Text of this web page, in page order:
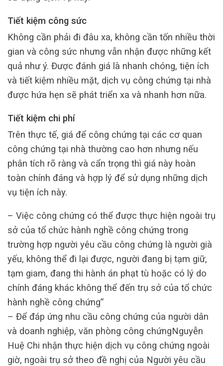
Tiết kiệm công sức
Không cần phải đi đâu xa, không cần tốn nhiều thời
gian và công sức nhưng vẫn nhận được những kết
quả như ý. Được đánh giá là nhanh chóng, tiện ích
và tiết kiệm nhiều mặt, dịch vụ công chứng tại nhà
được hứa hẹn sẽ phát triển xa và nhanh hơn nữa.
Tiết kiệm chi phí
Trên thực tế, giá để công chứng tại các cơ quan
công chứng tại nhà thường cao hơn nhưng nếu
phân tích rõ ràng và cẩn trọng thì giá này hoàn
toàn chính đáng và hợp lý để sử dụng những dịch
vụ tiện ích này.
– Việc công chứng có thể được thực hiện ngoài trụ
sở của tổ chức hành nghề công chứng trong
trường hợp người yêu cầu công chứng là người già
yếu, không thể đi lại được, người đang bị tạm giữ,
tạm giam, đang thi hành án phạt tù hoặc có lý do
chính đáng khác không thể đến trụ sở của tổ chức
hành nghề công chứng”
– Để đáp ứng nhu cầu công chứng của người dân
và doanh nghiệp, văn phòng công chứngNguyễn
Huệ Chi nhận thực hiện dịch vụ công chứng ngoài
giờ, ngoài trụ sở theo đề nghị của Người yêu cầu